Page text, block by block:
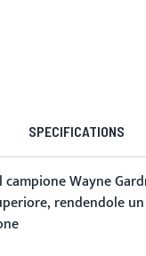
SPECIFICATIONS
campione Wayne
rendendole